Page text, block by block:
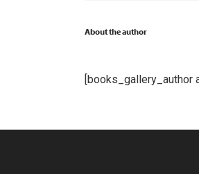
About the author
[books_gallery_author